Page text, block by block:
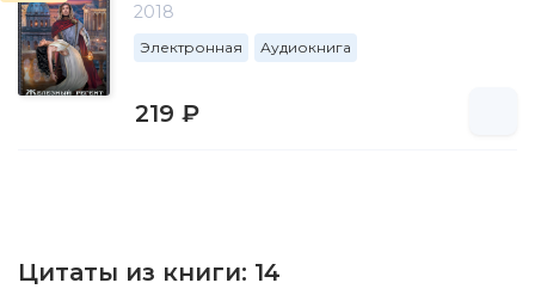
2018
Электронная Аудиокнига
219 ₽
Цитаты из книги: 14